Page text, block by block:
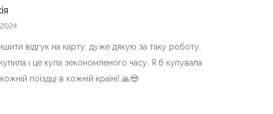
відгук на карту, дуже дякую за таку роботу,
і це купа зекономленого часу. Я б купувала
поїздці в кожній країні! 🙏😍